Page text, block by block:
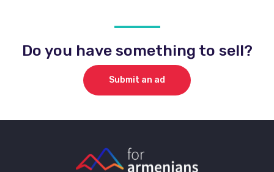
Do you have something to sell?
Submit an ad